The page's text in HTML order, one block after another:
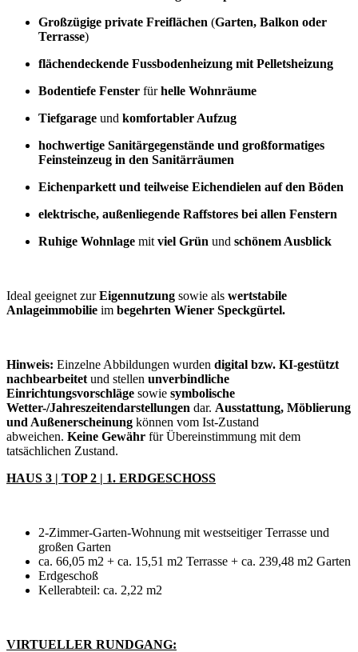
Großzügige private Freiflächen (Garten, Balkon oder
Terrasse)
flächendeckende Fussbodenheizung mit Pelletsheizung
Bodentiefe Fenster fürhelle Wohnräume
Tiefgarage und komfortabler Aufzug
hochwertige Sanitärgegenstände und großformatiges
Feinsteinzeug in den Sanitärräumen
Eichenparkett und teilweise Eichendielen auf den Böden
elektrische, außenliegende Raffstores bei allen Fenstern
Ruhige Wohnlage mit viel Grün und schönem Ausblick
Ideal geeignet zurEigennutzung sowie als wertstabile
Anlageimmobilie im begehrten Wiener Speckgürtel.
Hinweis: Einzelne Abbildungen wurden digital bzw. KI-gestützt
nachbearbeitet und stellen unverbindliche
Einrichtungsvorschläge sowie symbolische
Wetter-/Jahreszeitendarstellungen dar. Ausstattung, Möblierung
und Außenerscheinung können vom Ist-Zustand
abweichen. Keine Gewähr für Übereinstimmung mit dem
tatsächlichen Zustand.
HAUS 3 | TOP 2 | 1. ERDGESCHOSS
2-Zimmer-Garten-Wohnung mit westseitiger Terrasse und
großen Garten
ca. 66,05 m2 + ca. 15,51 m2 Terrasse + ca. 239,48 m2 Garten
Erdgeschoß
Kellerabteil: ca. 2,22 m2
VIRTUELLER RUNDGANG: